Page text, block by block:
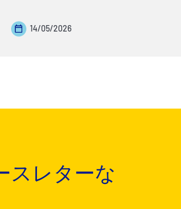
14/05/2026
スレターな